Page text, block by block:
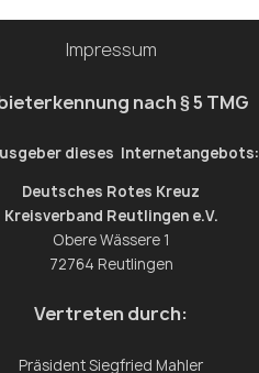
Impressum
nach § 5 TMG
dieses Internetangebots:
Deutsches Rotes Kreuz
Kreisverband Reutlingen e.V.
Obere Wässere 1
72764 Reutlingen
Vertreten durch:
Präsident Siegfried Mahler